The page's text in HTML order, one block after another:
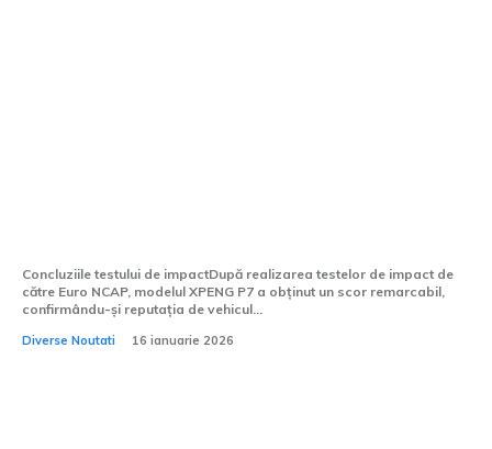
Concluziile testului de impactDupă realizarea testelor de impact de
către Euro NCAP, modelul XPENG P7 a obținut un scor remarcabil,
confirmându-și reputația de vehicul...
Diverse Noutati 16 ianuarie 2026